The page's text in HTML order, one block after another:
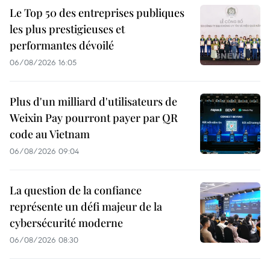
Le Top 50 des entreprises publiques
les plus prestigieuses et
performantes dévoilé
06/08/2026 16:05
Plus d'un milliard d'utilisateurs de
Weixin Pay pourront payer par QR
code au Vietnam
06/08/2026 09:04
La question de la confiance
représente un défi majeur de la
cybersécurité moderne
06/08/2026 08:30